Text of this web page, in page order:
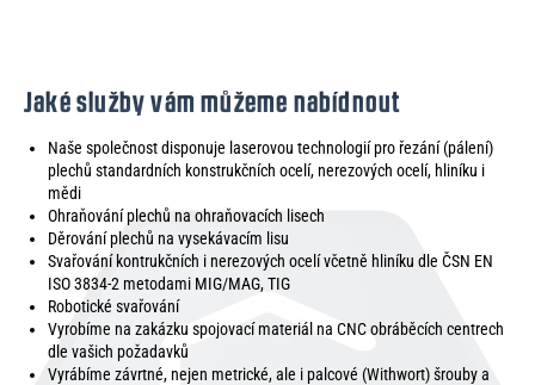
Jaké služby vám můžeme nabídnout
Naše společnost disponuje laserovou technologií pro řezání (pálení)
plechů standardních konstrukčních ocelí, nerezových ocelí, hliníku i
mědi
Ohraňování plechů na ohraňovacích lisech
Děrování plechů na vysekávacím lisu
Svařování kontrukčních i nerezových ocelí včetně hliníku dle ČSN EN
ISO 3834-2 metodami MIG/MAG, TIG
Robotické svařování
Vyrobíme na zakázku spojovací materiál na CNC obráběcích centrech
dle vašich požadavků
Vyrábíme závrtné, nejen metrické, ale i palcové (Withwort) šrouby a